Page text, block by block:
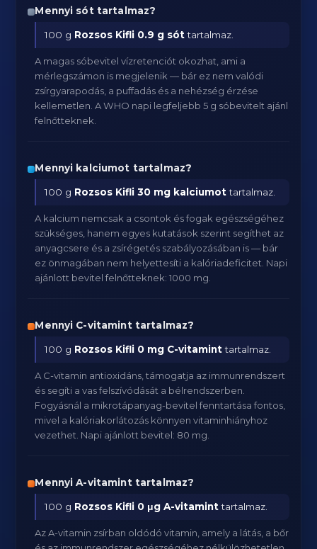
Mennyi sót tartalmaz?
100 g Rozsos Kifli 0.9 g sóttartalmaz.
A magas sóbevitel vízretenciót okozhat, ami a
mérlegszámon is megjelenik — bár ez nem valódi
zsírgyarapodás, a puffadás és a nehézség érzése
kellemetlen. A WHO napi legfeljebb 5 g sóbevitelt ajánl
felnőtteknek.
Mennyi kalciumot tartalmaz?
100 g Rozsos Kifli 30 mg kalciumottartalmaz.
A kalcium nemcsak a csontok és fogak egészségéhez
szükséges, hanem egyes kutatások szerint segíthet az
anyagcsere és a zsírégetés szabályozásában is — bár
ez önmagában nem helyettesíti a kalóriadeficitet. Napi
ajánlott bevitel felnőtteknek: 1000 mg.
Mennyi C-vitamint tartalmaz?
100 g Rozsos Kifli 0 mg C-vitaminttartalmaz.
A C-vitamin antioxidáns, támogatja az immunrendszert
és segíti a vas felszívódását a bélrendszerben.
Fogyásnál a mikrotápanyag-bevitel fenntartása fontos,
mivel a kalóriakorlátozás könnyen vitaminhiányhoz
vezethet. Napi ajánlott bevitel: 80 mg.
Mennyi A-vitamint tartalmaz?
100 g Rozsos Kifli 0 μg A-vitaminttartalmaz.
Az A-vitamin zsírban oldódó vitamin, amely a látás, a bőr